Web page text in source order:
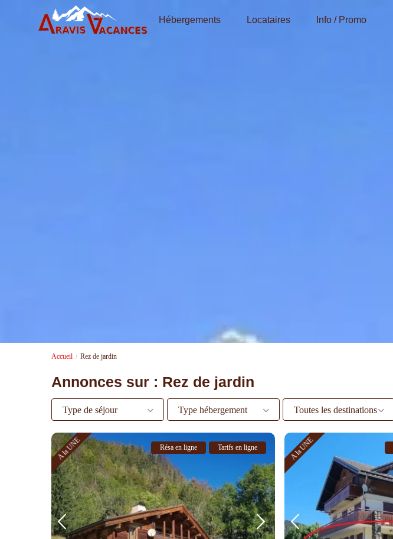
Hébergements Locataires Info / Promo
Accueil Rez de jardin
Annonces sur : Rez de jardin
Type de séjour Type hébergement Toutes les destinations
A la UNE Résa en ligne Tarifs en ligne A la UNE